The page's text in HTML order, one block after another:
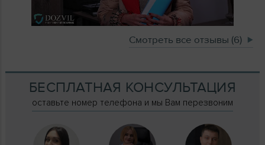
Смотреть все отзывы (6)
БЕСПЛАТНАЯ КОНСУЛЬТАЦИЯ
оставьте номер телефона и мы Вам перезвоним